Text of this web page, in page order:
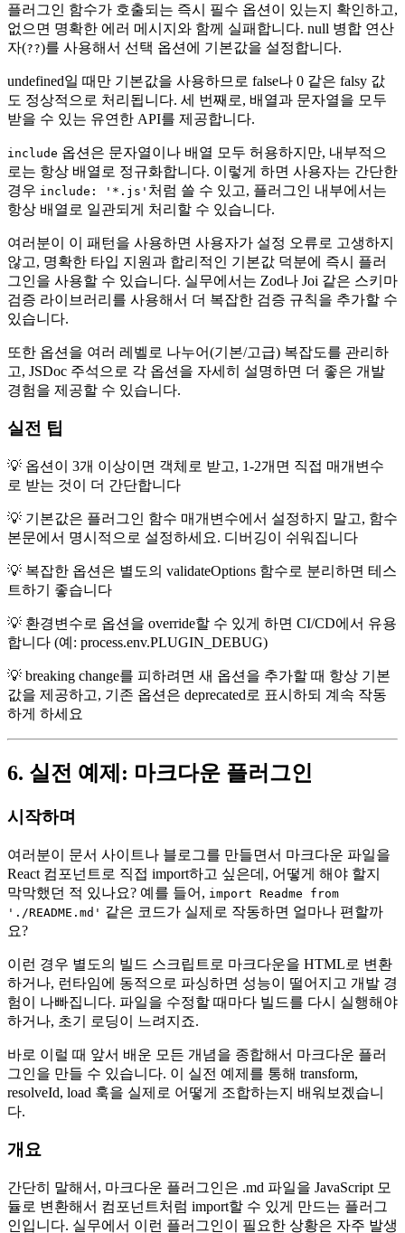
플러그인 함수가 호출되는 즉시 필수 옵션이 있는지 확인하고,
없으면 명확한 에러 메시지와 함께 실패합니다. null 병합 연산
자(??)를 사용해서 선택 옵션에 기본값을 설정합니다.
undefined일 때만 기본값을 사용하므로 false나 0 같은 falsy 값
도 정상적으로 처리됩니다. 세 번째로, 배열과 문자열을 모두
받을 수 있는 유연한 API를 제공합니다.
include 옵션은 문자열이나 배열 모두 허용하지만, 내부적으
로는 항상 배열로 정규화합니다. 이렇게 하면 사용자는 간단한
경우 include: '*.js' 처럼 쓸 수 있고, 플러그인 내부에서는
항상 배열로 일관되게 처리할 수 있습니다.
여러분이 이 패턴을 사용하면 사용자가 설정 오류로 고생하지
않고, 명확한 타입 지원과 합리적인 기본값 덕분에 즉시 플러
그인을 사용할 수 있습니다. 실무에서는 Zod나 Joi 같은 스키마
검증 라이브러리를 사용해서 더 복잡한 검증 규칙을 추가할 수
있습니다.
또한 옵션을 여러 레벨로 나누어(기본/고급) 복잡도를 관리하
고, JSDoc 주석으로 각 옵션을 자세히 설명하면 더 좋은 개발
경험을 제공할 수 있습니다.
실전 팁
💡 옵션이 3개 이상이면 객체로 받고, 1-2개면 직접 매개변수
로 받는 것이 더 간단합니다
💡 기본값은 플러그인 함수 매개변수에서 설정하지 말고, 함수
본문에서 명시적으로 설정하세요. 디버깅이 쉬워집니다
💡 복잡한 옵션은 별도의 validateOptions 함수로 분리하면 테스
트하기 좋습니다
💡 환경변수로 옵션을 override할 수 있게 하면 CI/CD에서 유용
합니다 (예: process.env.PLUGIN_DEBUG)
💡 breaking change를 피하려면 새 옵션을 추가할 때 항상 기본
값을 제공하고, 기존 옵션은 deprecated로 표시하되 계속 작동
하게 하세요
6. 실전 예제: 마크다운 플러그인
시작하며
여러분이 문서 사이트나 블로그를 만들면서 마크다운 파일을
React 컴포넌트로 직접 import하고 싶은데, 어떻게 해야 할지
막막했던 적 있나요? 예를 들어, import Readme from
'./README.md' 같은 코드가 실제로 작동하면 얼마나 편할까
요?
이런 경우 별도의 빌드 스크립트로 마크다운을 HTML로 변환
하거나, 런타임에 동적으로 파싱하면 성능이 떨어지고 개발 경
험이 나빠집니다. 파일을 수정할 때마다 빌드를 다시 실행해야
하거나, 초기 로딩이 느려지죠.
바로 이럴 때 앞서 배운 모든 개념을 종합해서 마크다운 플러
그인을 만들 수 있습니다. 이 실전 예제를 통해 transform,
resolveId, load 훅을 실제로 어떻게 조합하는지 배워보겠습니
다.
개요
간단히 말해서, 마크다운 플러그인은 .md 파일을 JavaScript 모
듈로 변환해서 컴포넌트처럼 import할 수 있게 만드는 플러그
인입니다. 실무에서 이런 플러그인이 필요한 상황은 자주 발생